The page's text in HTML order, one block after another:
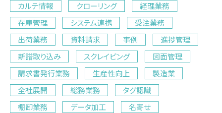
カルテ情報
クローリング
経理業務
在庫管理
システム連携
受注業務
出荷業務
資料請求 事例
進捗管理
新譜取り込み
スクレイピング
図面管理
請求書発行業務
生産性向上
製造業
全社展開
総務業務
タグ認識
棚卸業務
データ加工
名寄せ